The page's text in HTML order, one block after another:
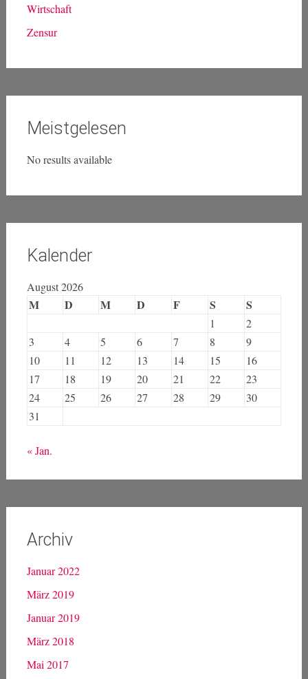
Wirtschaft
Zensur
Meistgelesen
No results available
Kalender
August 2026
M D M D F S S
1
2
3
4 5 6 7 8
9
10
11 12 13 14 15
16
17
18 19 20 21 22
23
24
25 26 27 28 29
30
31
« Jan.
Archiv
Januar 2022
März 2019
Januar 2019
März 2018
Mai 2017